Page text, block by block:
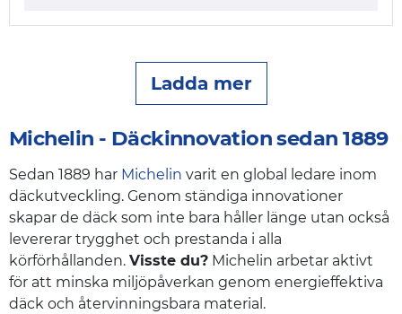
Ladda mer
Michelin - Däckinnovation sedan 1889
Sedan 1889 har Michelin varit en global ledare inom
däckutveckling. Genom ständiga innovationer
skapar de däck som inte bara håller länge utan också
levererar trygghet och prestanda i alla
körförhållanden. Visste du? Michelin arbetar aktivt
för att minska miljöpåverkan genom energieffektiva
däck och återvinningsbara material.